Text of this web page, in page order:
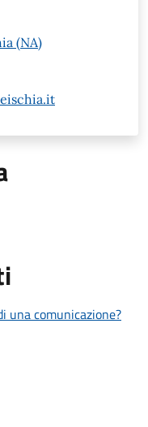
(NA)
una comunicazione?